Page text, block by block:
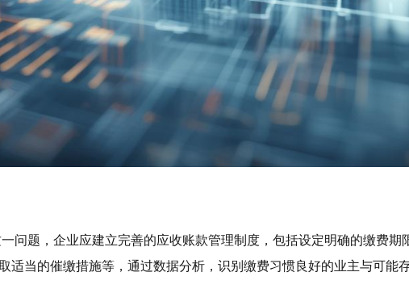
问题，企业应建立完善的应收账款管理制度，包括设定明确的缴费期
当的催缴措施等，通过数据分析，识别缴费习惯良好的业主与可能